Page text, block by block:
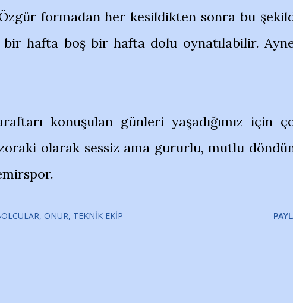
formadan her kesildikten sonra bu
bir hafta boş bir hafta dolu oynatılabilir.
konuşulan günleri yaşadığımız için
olarak sessiz ama gururlu, mutlu
ONUR TEKNIK EKIP